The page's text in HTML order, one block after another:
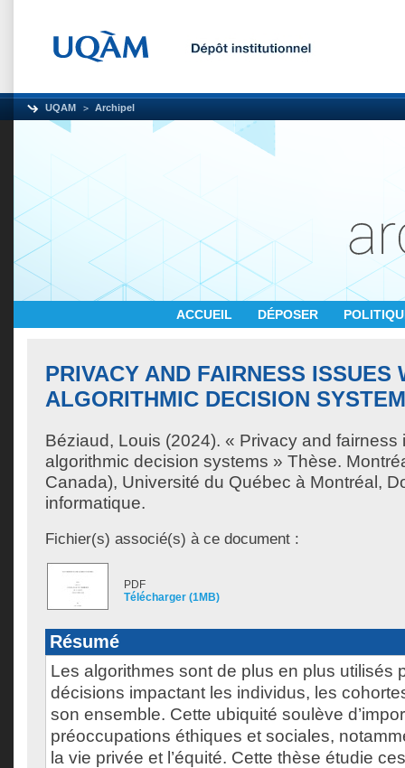
UQAM Archipel
ACCUEIL DÉPOSER
PRIVACY AND FAIRNESS ISSUES
ALGORITHMIC DECISION
Béziaud, Louis (2024). « Privacy and fairness
algorithmic decision systems » Thèse.
Canada), Université du Québec à Montréal,
informatique.
Fichier(s) associé(s) à ce document :
PDF
Télécharger (1MB)
Résumé
Les algorithmes sont de plus en plus utilisés
décisions impactant les individus, les
son ensemble. Cette ubiquité soulève
préoccupations éthiques et sociales,
la vie privée et l’équité. Cette thèse étudie